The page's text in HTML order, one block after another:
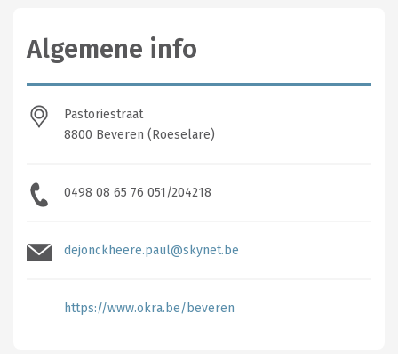
Algemene info
Pastoriestraat
8800 Beveren (Roeselare)
0498 08 65 76 051/204218
dejonckheere.paul@skynet.be
https://www.okra.be/beveren